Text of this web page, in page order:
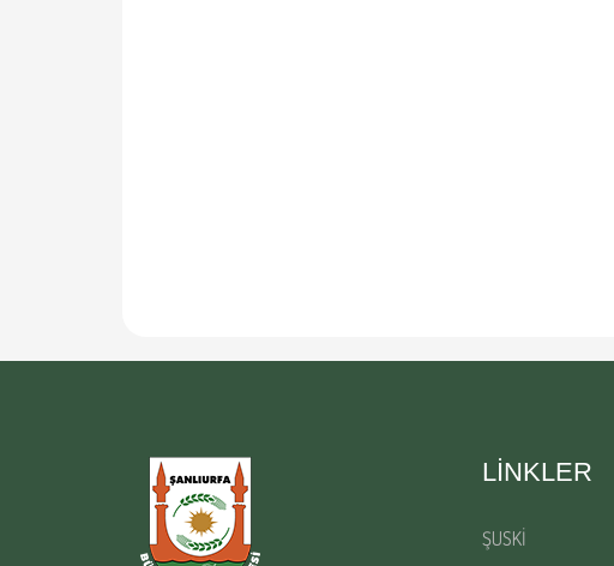
LINKLER
ŞUSKİ